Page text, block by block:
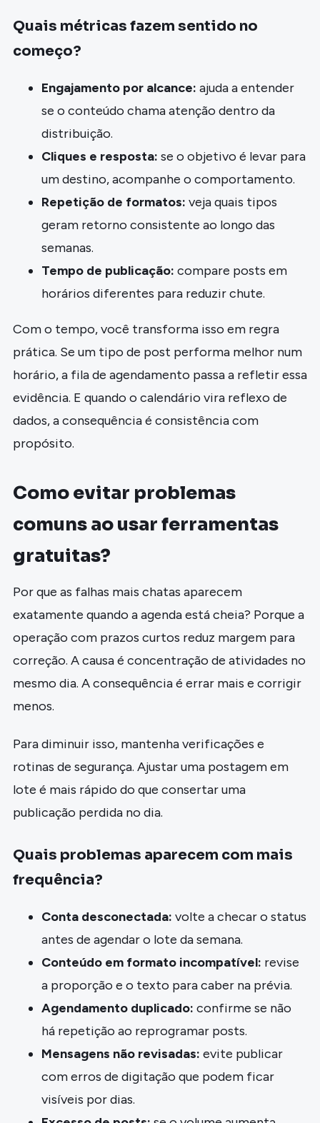
Quais métricas fazem sentido no
começo?
Engajamento por alcance: ajuda a entender
se o conteúdo chama atenção dentro da
distribuição.
Cliques e resposta: se o objetivo é levar para
um destino, acompanhe o comportamento.
Repetição de formatos: veja quais tipos
geram retorno consistente ao longo das
semanas.
Tempo de publicação: compare posts em
horários diferentes para reduzir chute.
Com o tempo, você transforma isso em regra
prática. Se um tipo de post performa melhor num
horário, a fila de agendamento passa a refletir essa
evidência. E quando o calendário vira reflexo de
dados, a consequência é consistência com
propósito.
Como evitar problemas
comuns ao usar ferramentas
gratuitas?
Por que as falhas mais chatas aparecem
exatamente quando a agenda está cheia? Porque a
operação com prazos curtos reduz margem para
correção. A causa é concentração de atividades no
mesmo dia. A consequência é errar mais e corrigir
menos.
Para diminuir isso, mantenha verificações e
rotinas de segurança. Ajustar uma postagem em
lote é mais rápido do que consertar uma
publicação perdida no dia.
Quais problemas aparecem com mais
frequência?
Conta desconectada: volte a checar o status
antes de agendar o lote da semana.
Conteúdo em formato incompatível: revise
a proporção e o texto para caber na prévia.
Agendamento duplicado: confirme se não
há repetição ao reprogramar posts.
Mensagens não revisadas: evite publicar
com erros de digitação que podem ficar
visíveis por dias.